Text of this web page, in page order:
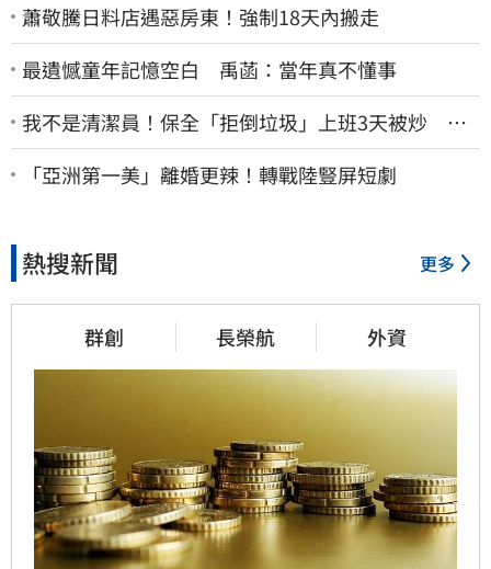
蕭敬騰日料店遇惡房東！強制18天內搬走
最遺憾童年記憶空白 禹菡：當年真不懂事
我不是清潔員！保全「拒倒垃圾」上班3天被炒 找
法院討公道結果出爐
「亞洲第一美」離婚更辣！轉戰陸豎屏短劇
熱搜新聞 更多
群創 長榮航 外資